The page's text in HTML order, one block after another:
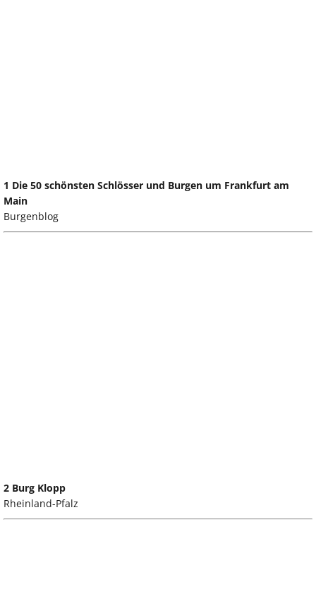
1 Die 50 schönsten Schlösser und Burgen um Frankfurt am
Main
Burgenblog
2 Burg Klopp
Rheinland-Pfalz